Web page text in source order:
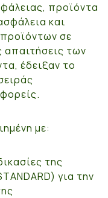
προϊόντα
και
σε
απαιτήσεις των
έδειξαν το
με:
της
για την